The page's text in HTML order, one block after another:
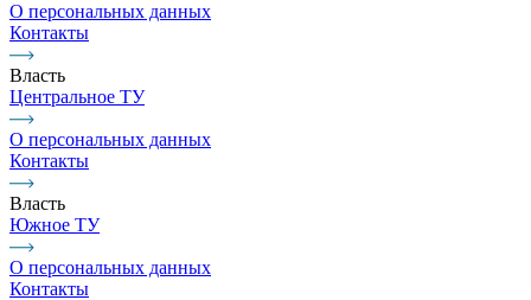
О персональных данных
Контакты
Власть
Центральное ТУ
О персональных данных
Контакты
Власть
Южное ТУ
О персональных данных
Контакты